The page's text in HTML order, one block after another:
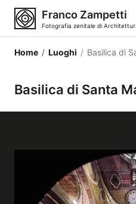
Franco Zampetti
Fotografia zenitale di
Home / Luoghi / Basilica di
Basilica di Santa